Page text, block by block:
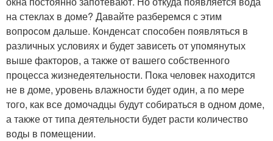
на стеклах в доме? Давайте разберемся с этим
вопросом дальше. Конденсат способен появляться в
различных условиях и будет зависеть от упомянутых
выше факторов, а также от вашего собственного
процесса жизнедеятельности. Пока человек находится
не в доме, уровень влажности будет один, а по мере
того, как все домочадцы будут собираться в одном доме,
а также от типа деятельности будет расти количество
воды в помещении.